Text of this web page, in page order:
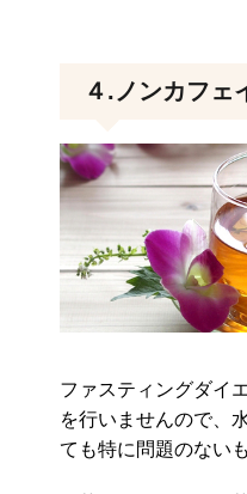
４.ノンカフェ
ファスティングダイ
を行いませんので、
ても特に問題のない